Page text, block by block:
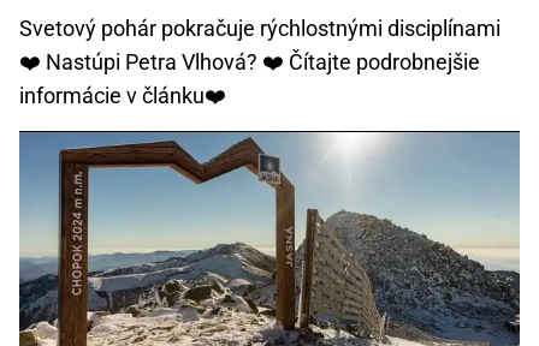
Svetový pohár pokračuje rýchlostnými disciplínami
❤️ Nastúpi Petra Vlhová? ❤️ Čítajte podrobnejšie
informácie v článku❤️